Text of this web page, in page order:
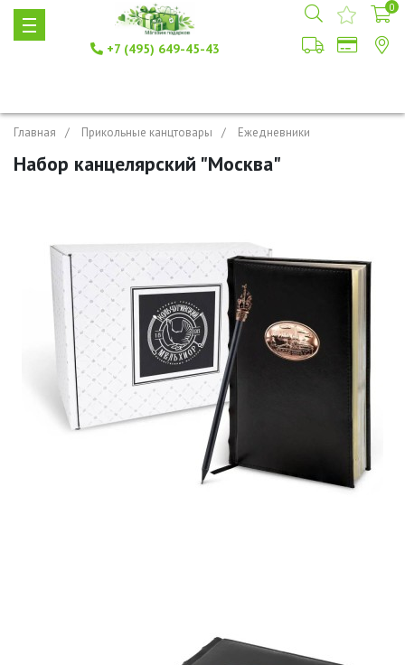
+7 (495) 649-45-43
0
Главная Прикольные канцтовары Ежедневники
Набор канцелярский "Москва"